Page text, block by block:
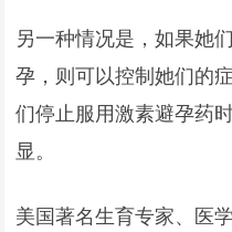
另一种情况是，如果她
孕，则可以控制她们的
们停止服用激素避孕药
显。
美国著名生育专家、医